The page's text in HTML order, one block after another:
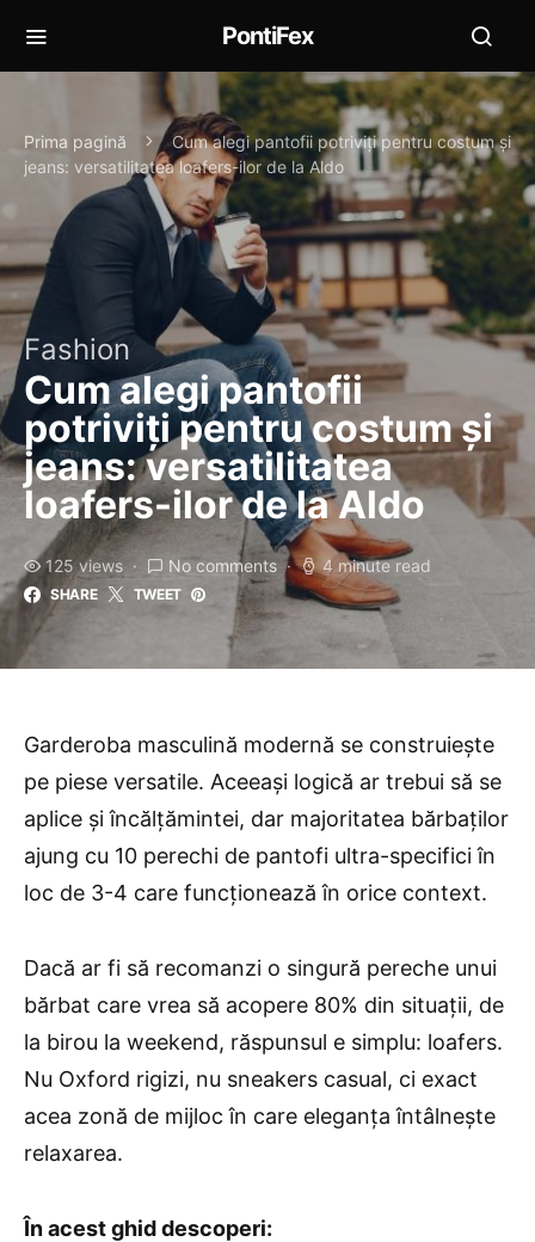
PontiFex
Prima pagină
Cum alegi pantofii potriviți pentru costum și
jeans: versatilitatea loafers-ilor de la Aldo
Fashion
Cum alegi pantofii
potriviți pentru costum și
jeans: versatilitatea
loafers-ilor de la Aldo
125 views No comments 4 minute read
SHARE TWEET
Garderoba masculină modernă se construiește
pe piese versatile. Aceeași logică ar trebui să se
aplice și încălțămintei, dar majoritatea bărbaților
ajung cu 10 perechi de pantofi ultra-specifici în
loc de 3-4 care funcționează în orice context.
Dacă ar fi să recomanzi o singură pereche unui
bărbat care vrea să acopere 80% din situații, de
la birou la weekend, răspunsul e simplu: loafers.
Nu Oxford rigizi, nu sneakers casual, ci exact
acea zonă de mijloc în care eleganța întâlnește
relaxarea.
În acest ghid descoperi: